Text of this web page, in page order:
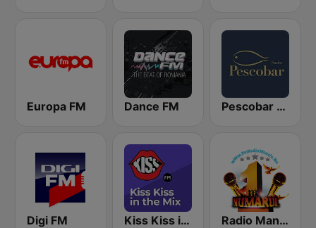
Europa FM Dance FM Pescobar Radio
Digi FM Kiss Kiss in the Mix Radio Radio Manele